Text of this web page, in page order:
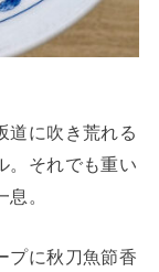
道に吹き荒れる
。それでも重い
。
プに秋刀魚節香